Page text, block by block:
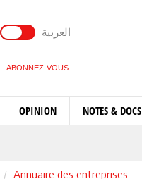
العربية
ABONNEZ-VOUS
OPINION NOTES & DOCS
Annuaire des entreprises